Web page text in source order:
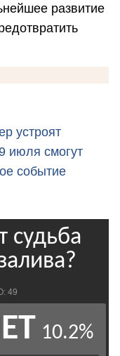
развитие
устроят
июля смогут
событие